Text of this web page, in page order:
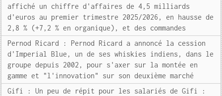
affiché un chiffre d'affaires de 4,5 milliards
d'euros au premier trimestre 2025/2026, en hausse de
2,8 % (+7,2 % en organique), et des commandes
Pernod Ricard : Pernod Ricard a annoncé la cession
d'Imperial Blue, un de ses whiskies indiens, dans le
groupe depuis 2002, pour s'axer sur la montée en
gamme et "l'innovation" sur son deuxième marché
Gifi : Un peu de répit pour les salariés de Gifi :